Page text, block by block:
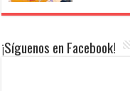
¡Síguenos en Facebook!